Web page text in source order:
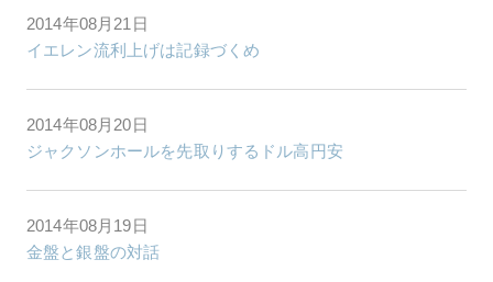
2014年08月21日
イエレン流利上げは記録づくめ
2014年08月20日
ジャクソンホールを先取りするドル高円安
2014年08月19日
金盤と銀盤の対話